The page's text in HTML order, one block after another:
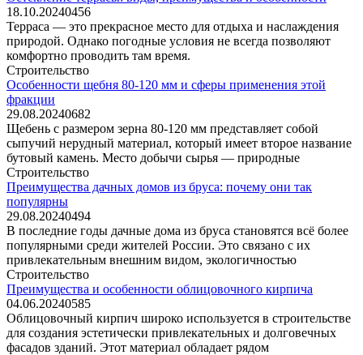
18.10.20240456
Терраса — это прекрасное место для отдыха и наслаждения
природой. Однако погодные условия не всегда позволяют
комфортно проводить там время.
Строительство
Особенности щебня 80-120 мм и сферы применения этой
фракции
29.08.20240682
Щебень с размером зерна 80-120 мм представляет собой
сыпучий нерудный материал, который имеет второе название
бутовый камень. Место добычи сырья — природные
Строительство
Преимущества дачных домов из бруса: почему они так
популярны
29.08.20240494
В последние годы дачные дома из бруса становятся всё более
популярными среди жителей России. Это связано с их
привлекательным внешним видом, экологичностью
Строительство
Преимущества и особенности облицовочного кирпича
04.06.20240585
Облицовочный кирпич широко используется в строительстве
для создания эстетически привлекательных и долговечных
фасадов зданий. Этот материал обладает рядом